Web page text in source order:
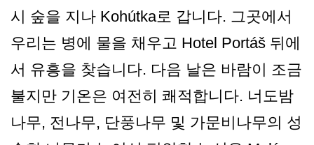
시 숲을 지나 Kohútka로 갑니다. 그곳에서
우리는 병에 물을 채우고 Hotel Portáš 뒤에
서 유흥을 찾습니다. 다음 날은 바람이 조금
불지만 기온은 여전히 쾌적합니다. 너도밤
나무, 전나무, 단풍나무 및 가문비나무의 성